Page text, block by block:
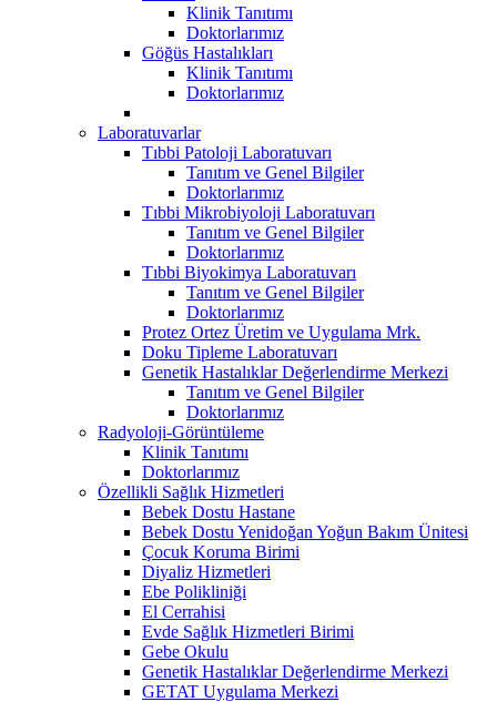
Klinik Tanıtımı
Doktorlarımız
Göğüs Hastalıkları
Klinik Tanıtımı
Doktorlarımız
Laboratuvarlar
Tıbbi Patoloji Laboratuvarı
Tanıtım ve Genel Bilgiler
Doktorlarımız
Tıbbi Mikrobiyoloji Laboratuvarı
Tanıtım ve Genel Bilgiler
Doktorlarımız
Tıbbi Biyokimya Laboratuvarı
Tanıtım ve Genel Bilgiler
Doktorlarımız
Protez Ortez Üretim ve Uygulama Mrk.
Doku Tipleme Laboratuvarı
Genetik Hastalıklar Değerlendirme Merkezi
Tanıtım ve Genel Bilgiler
Doktorlarımız
Radyoloji-Görüntüleme
Klinik Tanıtımı
Doktorlarımız
Özellikli Sağlık Hizmetleri
Bebek Dostu Hastane
Bebek Dostu Yenidoğan Yoğun Bakım Ünitesi
Çocuk Koruma Birimi
Diyaliz Hizmetleri
Ebe Polikliniği
El Cerrahisi
Evde Sağlık Hizmetleri Birimi
Gebe Okulu
Genetik Hastalıklar Değerlendirme Merkezi
GETAT Uygulama Merkezi